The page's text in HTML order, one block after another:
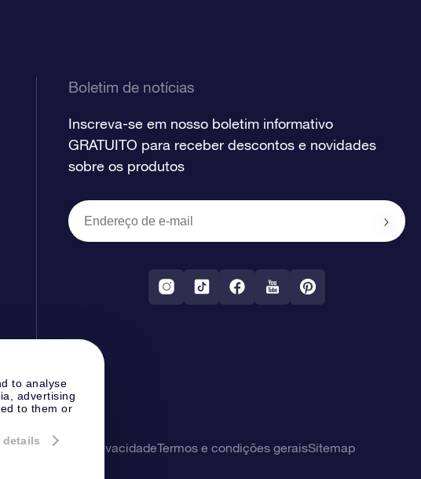
to analyse
advertising
to them or
details
Boletim de notícias
Inscreva-se em nosso boletim informativo
GRATUITO para receber descontos e novidades
sobre os produtos
Declaração de privacidadeTermos e condições geraisSitemap